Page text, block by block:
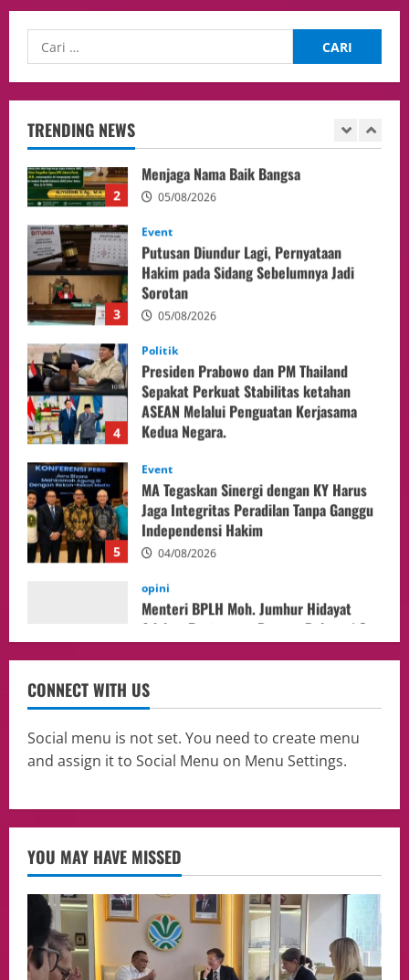
TRENDING NEWS
Meningkatkan SDM
2
Harus Berprestasi, Berkarakter, dan
3
Event
Putusan Diundur Lagi, Pernyataan
Sorotan
05/08/2026
4
Politik
Presiden Prabowo dan PM Thailand
ASEAN Melalui Penguatan Kerjasama
Kedua Negara.
04/08/2026
5
Event
MA Tegaskan Sinergi dengan KY Harus
Independensi Hakim
04/08/2026
opini
Menteri BPLH Moh. Jumhur Hidayat
lembaga investor, Berorientasi Untuk
Meningkatkan SDM
2
Harus Berprestasi, Berkarakter, dan
Menjaga Nama Baik Bangsa
05/08/2026
3
Event
Hakim pada Sidang Sebelumnya Jadi
Sorotan
05/08/2026
4
Presiden Prabowo dan PM Thailand
Sepakat Perkuat Stabilitas ketahan
ASEAN Melalui Penguatan Kerjasama
Kedua Negara.
CONNECT WITH US
Social menu is not set. You need to create menu
and assign it to Social Menu on Menu Settings.
YOU MAY HAVE MISSED